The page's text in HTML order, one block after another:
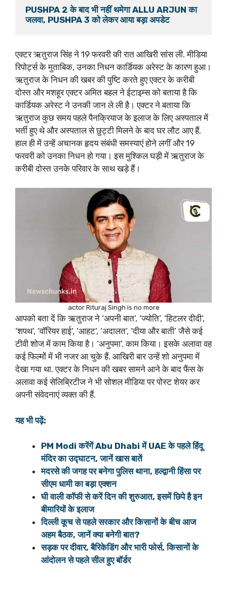
peace.…pic.twitter.com/18BllUt8KD
February 20, 2024
PUSHPA 2 के बाद भी नहीं थमेगा ALLU ARJUN का
एक्टर ऋतुराज सिंह ने 19 फरवरी की रात आखिरी सांस ली. मीडिया
रिपोर्ट्स के मुताबिक, उनका निधन कार्डियक अरेस्ट के कारण हुआ।
ऋतुराज के निधन की खबर की पुष्टि करते हुए एक्टर के करीबी
दोस्त और मशहूर एक्टर अमित बहल ने ईटाइम्स को बताया है कि
कार्डियक अरेस्ट ने उनकी जान ले ली है। एक्टर ने बताया कि
ऋतुराज कुछ समय पहले पैनक्रियाज के इलाज के लिए अस्पताल में
भर्ती हुए थे और अस्पताल से छुट्टी मिलने के बाद घर लौट आए हैं.
हाल ही में उन्हें अचानक हृदय संबंधी समस्याएं होने लगीं और 19
फरवरी को उनका निधन हो गया। इस मुश्किल घड़ी में ऋतुराज के
करीबी दोस्त उनके परिवार के साथ खड़े हैं।
actor Rituraj Singh is no more
आपको बता दें कि ऋतुराज ने ‘अपनी बात’, ‘ज्योति’, ‘हिटलर दीदी’,
‘शपथ’, ‘वॉरियर हाई’, ‘आहट’, ‘अदालत’, ‘दीया और बाती’ जैसे कई
टीवी शोज में काम किया है। ‘अनुपमा’. काम किया। इसके अलावा वह
कई फिल्मों में भी नजर आ चुके हैं. आखिरी बार उन्हें शो अनुपमा में
देखा गया था. एक्टर के निधन की खबर सामने आने के बाद फैंस के
अलावा कई सेलिब्रिटीज ने भी सोशल मीडिया पर पोस्ट शेयर कर
अपनी संवेदनाएं व्यक्त की हैं.
यह भी पढ़ें:
PM Modi करेंगें Abu Dhabi में UAE के पहले हिंदू
मंदिर का उद्घाटन, जानें खास बातें
मदरसे की जगह पर बनेगा पुलिस थाना, हल्द्वानी हिंसा पर
सीएम धामी का बड़ा एक्शन
घी वाली कॉफी से करें दिन की शुरुआत, इसमें छिपे है इन
बीमारियों के इलाज
दिल्ली कूच से पहले सरकार और किसानों के बीच आज
अहम बैठक, जानें क्या बनेगी बात?
सड़क पर दीवार, बैरिकेडिंग और भारी फोर्स, किसानों के
आंदोलन से पहले सील हुए बॉर्डर